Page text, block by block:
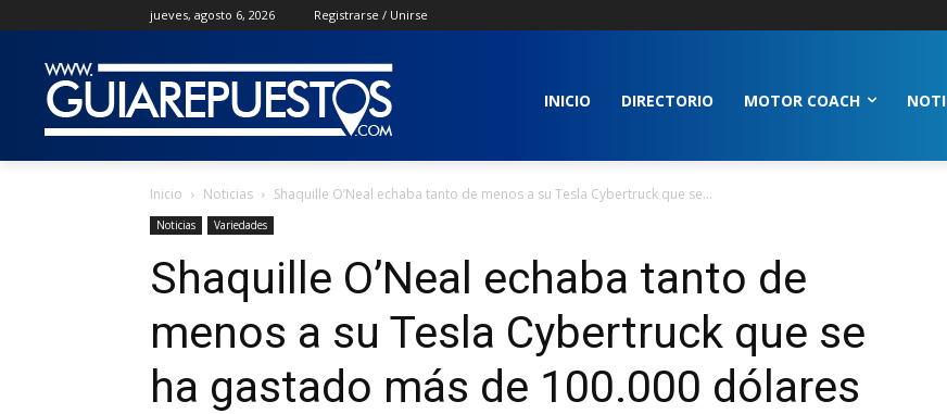
jueves, agosto 6, 2026 Registrarse / Unirse
INICIO DIRECTORIO MOTOR COACH
Inicio Noticias Shaquille O’Neal echaba tanto de menos a su Tesla Cybertruck que se...
Noticias Variedades
Shaquille O’Neal echaba tanto de
menos a su Tesla Cybertruck que se
ha gastado más de 100.000 dólares